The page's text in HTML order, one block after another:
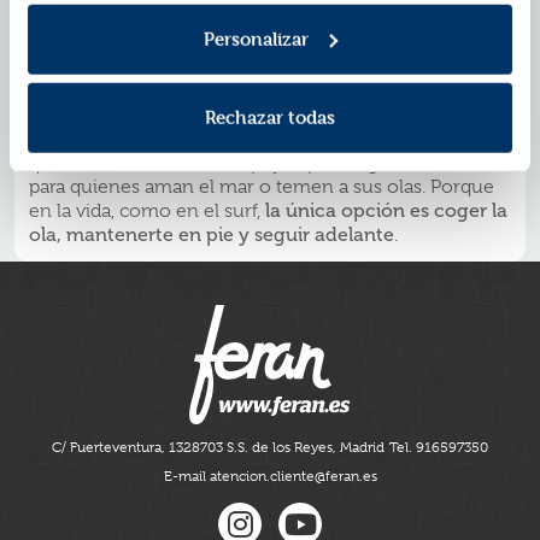
Personalizar
Rechazar todas
las olas de la vida nos golpean con más fuerza, y un
recordatorio de que no importa cuán grande sea la
Este libro es para quienes están cansados de las caídas,
para quienes aman el mar o temen a sus olas. Porque
en la vida, como en el surf, la única opción es coger la
ola, mantenerte en pie y seguir adelante.
C/ Fuerteventura, 1328703 S.S. de los Reyes, Madrid Tel. 916597350
E-mail atencion.cliente@feran.es